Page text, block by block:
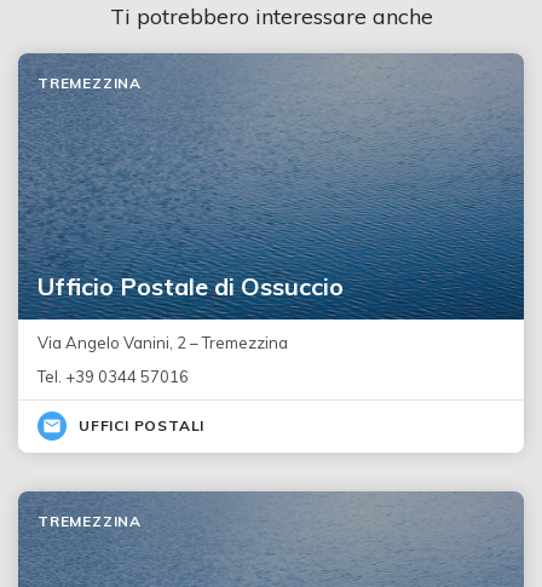
Ti potrebbero interessare anche
Ufficio Postale di Ossuccio
TREMEZZINA
Via Angelo Vanini, 2 – Tremezzina
Tel. +39 0344 57016
UFFICI POSTALI
TREMEZZINA